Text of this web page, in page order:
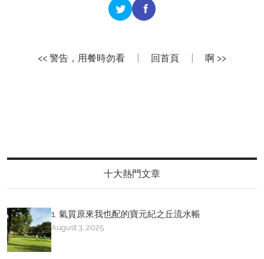
<< 警告，用餐時勿看 回首頁 啊 >>
十大熱門文章
1. 氣質原來我也配的寶元紀之丘流水帳
August 3, 2025